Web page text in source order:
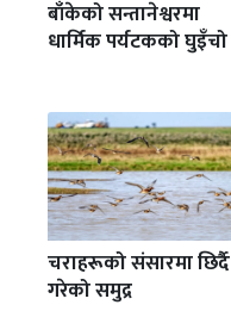
बाँकेको सन्तानेश्वरमा
धार्मिक पर्यटकको घुइँचो
चराहरूको संसारमा छिर्दै
गरेको समुद्र